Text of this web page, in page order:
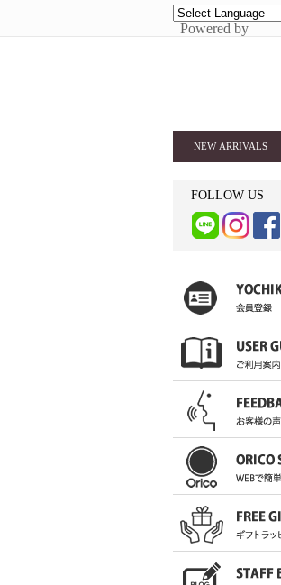
Powered by
NEW ARRIVALS
FOLLOW US